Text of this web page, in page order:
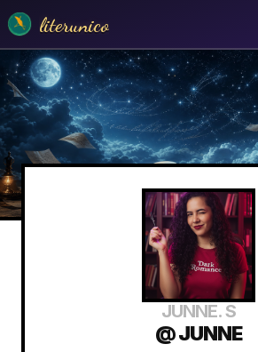
literunico
JUNNE. S
@ JUNNE